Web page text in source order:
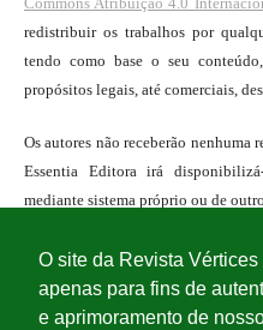
O site da Revista
apenas para fins de
e aprimoramento de
redistribuir os trabalhos por
tendo como base o seu
propósitos legais, até comerciais,
Os autores não receberão
Essentia Editora irá
mediante sistema próprio ou de
Os autores têm autorização
separadamente, para
publicada na revistaVértices(ex.: